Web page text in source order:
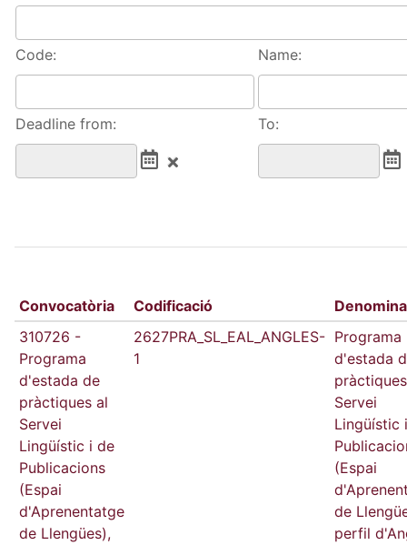
Code: Name:
Deadline from: To:
Convocatòria Codificació
310726 -
Programa
d'estada de
pràctiques al
Servei
Lingüístic i de
Publicacions
(Espai
d'Aprenentatge
de Llengües),
2627PRA_SL_EAL_ANGLES-
1
Programa
d'estada
Servei
Lingüístic
(Espai
de
perfil